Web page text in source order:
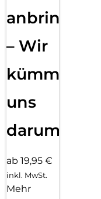
anbringen
– Wir
kümmern
uns
darum!
ab 19,95 €
inkl. MwSt.
Mehr